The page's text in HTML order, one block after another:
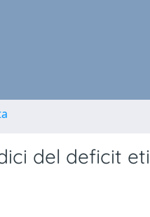
del deficit